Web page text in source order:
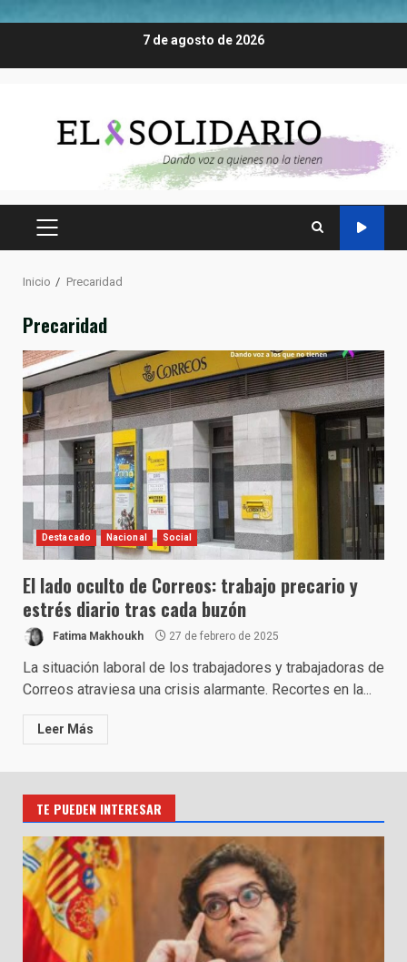
7 de agosto de 2026
MENÚ
Inicio Precaridad
Precaridad
Destacado Nacional Social
El lado oculto de Correos: trabajo precario y
estrés diario tras cada buzón
Fatima Makhoukh 27 de febrero de 2025
La situación laboral de los trabajadores y trabajadoras de
Correos atraviesa una crisis alarmante. Recortes en la...
Leer Más
TE PUEDEN INTERESAR